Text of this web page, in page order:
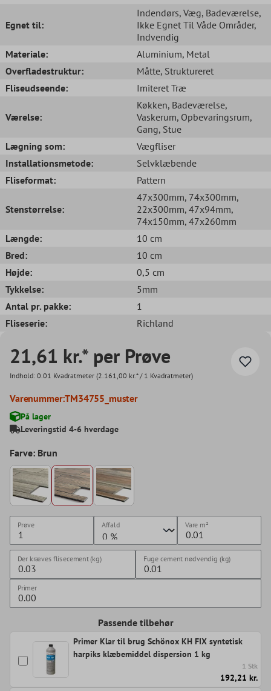
Egnet til:
Indendørs, Væg, Badeværelse,
Ikke Egnet Til Våde Områder,
Indvendig
Materiale:
Aluminium, Metal
Overfladestruktur:
Måtte, Struktureret
Fliseudseende:
Imiteret Træ
Værelse:
Køkken, Badeværelse,
Vaskerum, Opbevaringsrum,
Gang, Stue
Lægning som:
Vægfliser
Installationsmetode:
Selvklæbende
Fliseformat:
Pattern
Stenstørrelse:
47x300mm, 74x300mm,
22x300mm, 47x94mm,
74x150mm, 47x260mm
Længde:
10 cm
Bred:
10 cm
Højde:
0,5 cm
Tykkelse:
5mm
Antal pr. pakke:
1
Fliseserie:
Richland
21,61 kr.* per Prøve
Indhold: 0.01 Kvadratmeter (2.161,00 kr.* / 1 Kvadratmeter)
Varenummer:TM34755_muster
På lager
Leveringstid 4-6 hverdage
Farve: Brun
Prøve Affald Vare m²
Der kræves flisecement (kg) Fuge cement nødvendig (kg)
Primer
Passende tilbehør
Primer Klar til brug Schönox KH FIX syntetisk
harpiks klæbemiddel dispersion 1 kg
1 Stk
192,21 kr.